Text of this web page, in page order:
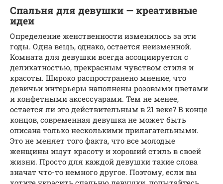
Спальня для девушки — креативные
идеи
Определение женственности изменилось за эти
годы. Одна вещь, однако, остается неизменной.
Комната для девушки всегда ассоциируется с
деликатностью, прекрасным чувством стиля и
красоты. Широко распространено мнение, что
девичьи интерьеры наполнены розовыми цветами
и конфетными аксессуарами. Тем не менее,
остается ли это действительным в 21 веке? В конце
концов, современная девушка не может быть
описана только несколькими прилагательными.
Это не меняет того факта, что все молодые
женщины ищут красоту и хороший стиль в своей
жизни. Просто для каждой девушки такие слова
значат что-то немного другое. Поэтому, если вы